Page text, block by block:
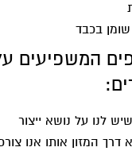
בכבד
המשפיעים
לנו על נושא ייצור
דרך המזון אותו אנו